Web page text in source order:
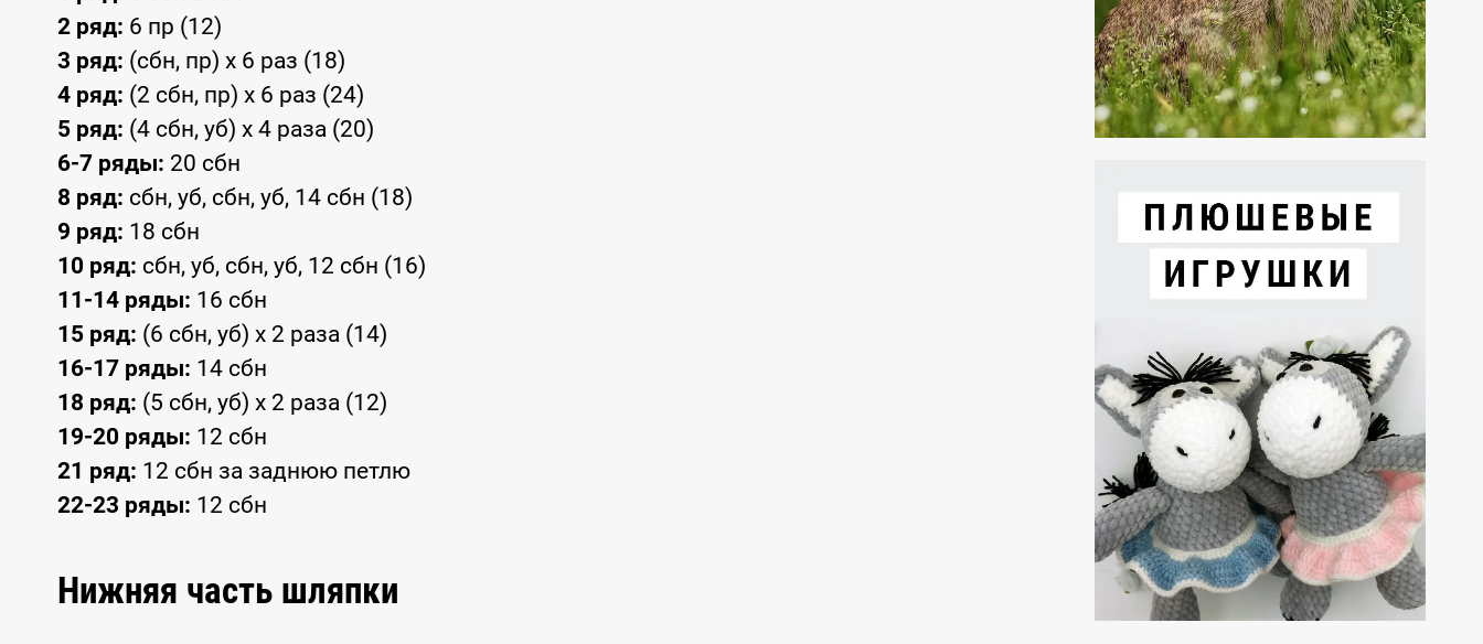
2 ряд: 6 пр (12)
3 ряд: (сбн, пр) x 6 раз (18)
4 ряд: (2 сбн, пр) x 6 раз (24)
5 ряд: (4 сбн, уб) x 4 раза (20)
6-7 ряды: 20 сбн
8 ряд: сбн, уб, сбн, уб, 14 сбн (18)
9 ряд: 18 сбн
10 ряд: сбн, уб, сбн, уб, 12 сбн (16)
11-14 ряды: 16 сбн
15 ряд: (6 сбн, уб) x 2 раза (14)
16-17 ряды: 14 сбн
18 ряд: (5 сбн, уб) x 2 раза (12)
19-20 ряды: 12 сбн
21 ряд: 12 сбн за заднюю петлю
22-23 ряды: 12 сбн
Нижняя часть шляпки